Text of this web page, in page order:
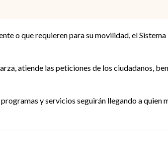
o que requieren para su movilidad, el
atiende las peticiones de los ciudadanos,
y servicios seguirán llegando a quien